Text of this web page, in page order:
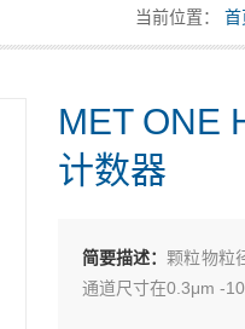
当前位置： 首
MET ONE
计数器
简要描述：颗粒物粒
通道尺寸在0.3μm -